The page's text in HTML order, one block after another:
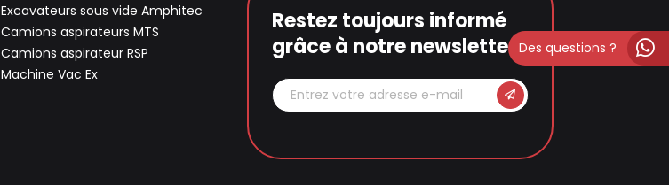
Excavateurs sous vide Amphitec
Camions aspirateurs MTS
Camions aspirateur RSP
Machine Vac Ex
Restez toujours informé
grâce à notre newsletter Des questions ?